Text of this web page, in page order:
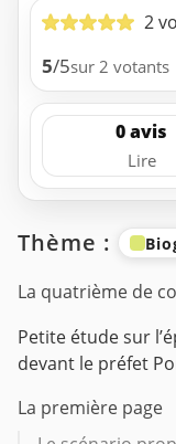
2
5/5sur 2 votants
0 avis
Lire
Thème :
La quatrième de
Petite étude sur
devant le préfet
La première page